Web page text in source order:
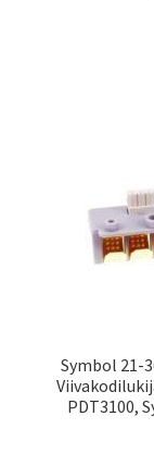
Symbol 21-
PDT3100,